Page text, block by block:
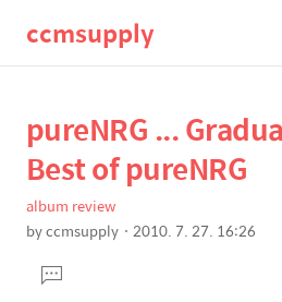
ccmsupply
상
세
컨
텐
본
문
제
목
pureNRG ...
Best of pureNRG
album review
byccmsupply 2010. 7. 27. 16:26
문댓
글